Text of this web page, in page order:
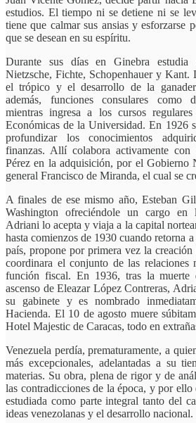
estudios. El tiempo ni se detiene ni se
tiene que calmar sus ansias y esforzarse
que se desean en su espíritu.
Durante sus días en Ginebra estudia
Nietzsche, Fichte, Schopenhauer y Kant.
el trópico y el desarrollo de la
además, funciones consulares como
mientras ingresa a los cursos
Económicas de la Universidad. En 1926
profundizar los conocimientos
finanzas. Allí colabora activamente
Pérez en la adquisición, por el Gobierno
general Francisco de Miranda, el cual se
A finales de ese mismo año, Esteban
Washington ofreciéndole un cargo en
Adriani lo acepta y viaja a la capital
hasta comienzos de 1930 cuando retorna
país, propone por primera vez la
coordinara el conjunto de las relaciones
función fiscal. En 1936, tras la muerte
ascenso de Eleazar López Contreras,
su gabinete y es nombrado
Hacienda. El 10 de agosto muere
Hotel Majestic de Caracas, todo en
Venezuela perdía, prematuramente, a
más excepcionales, adelantadas a su
materias. Su obra, plena de rigor y de
las contradicciones de la época, y por ello
estudiada como parte integral tanto del
ideas venezolanas y el desarrollo nacional.